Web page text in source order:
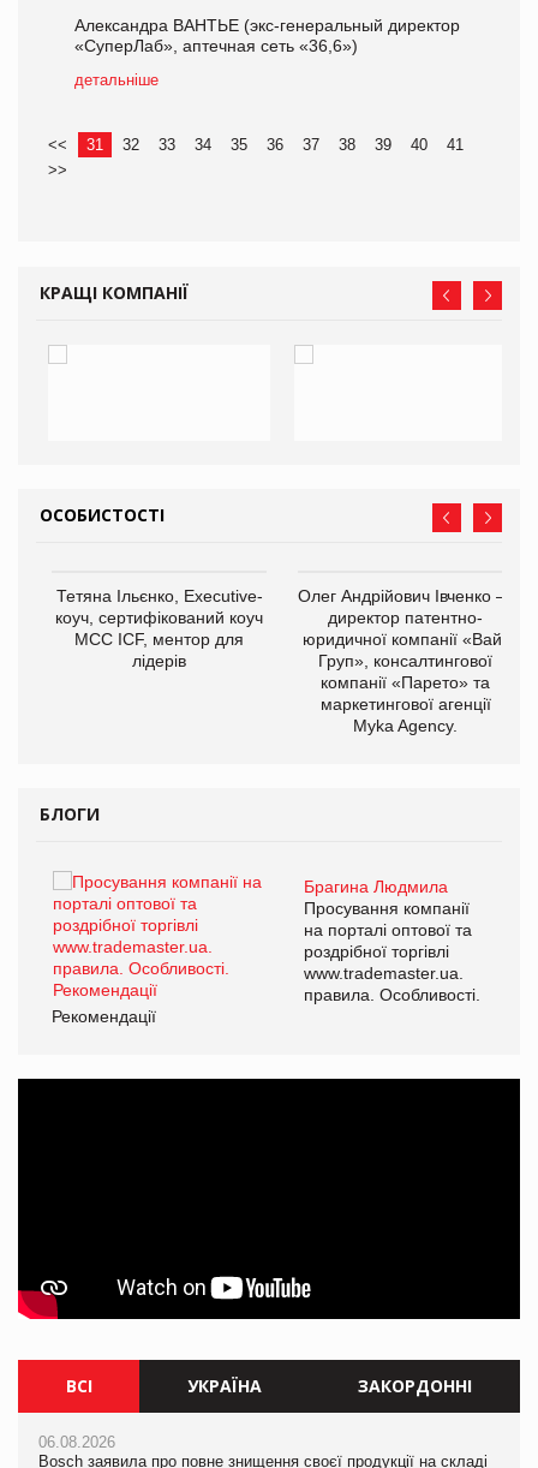
Александра ВАНТЬЕ (экс-генеральный директор
«СуперЛаб», аптечная сеть «36,6»)
детальніше
<< 31 32 33 34 35 36 37 38 39 40
41
>>
КРАЩІ КОМПАНІЇ
ОСОБИСТОСТІ
Тетяна Ільєнко, Executive-
коуч, сертифікований коуч
МСС ICF, ментор для
лідерів
Олег Андрійович Івченко —
директор патентно-
юридичної компанії «Вайз
Груп», консалтингової
компанії «Парето» та
маркетингової агенції
Myka Agency.
БЛОГИ
Брагина Людмила
Просування компанії
на порталі оптової та
роздрібної торгівлі
www.trademaster.ua.
правила. Особливості.
Рекомендації
ВСІ УКРАЇНА ЗАКОРДОННІ
06.08.2026
Bosch заявила про повне знищення своєї продукції на складі
06.08.2026
Смачна новинка для хвостатих: у VARUS з’явилися паучі
06.08.2026
Bosch заявила про повне знищення своєї продукції на складі